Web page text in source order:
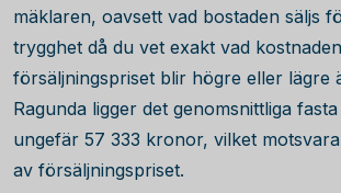
mäklaren, oavsett vad bostaden säljs
trygghet då du vet exakt vad
försäljningspriset blir högre eller lägre
Ragunda ligger det genomsnittliga
ungefär 57 333 kronor, vilket
av försäljningspriset.